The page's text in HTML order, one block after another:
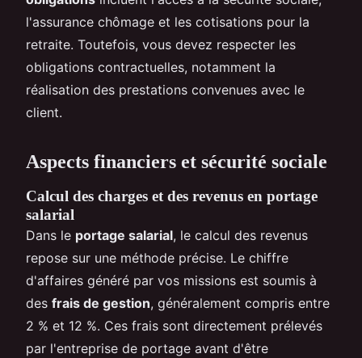
l'assurance chômage et les cotisations pour la
retraite. Toutefois, vous devez respecter les
obligations contractuelles, notamment la
réalisation des prestations convenues avec le
client.
Aspects financiers et sécurité sociale
Calcul des charges et des revenus en portage
salarial
Dans le portage salarial, le calcul des revenus
repose sur une méthode précise. Le chiffre
d'affaires généré par vos missions est soumis à
des frais de gestion, généralement compris entre
2 % et 12 %. Ces frais sont directement prélevés
par l'entreprise de portage avant d'être